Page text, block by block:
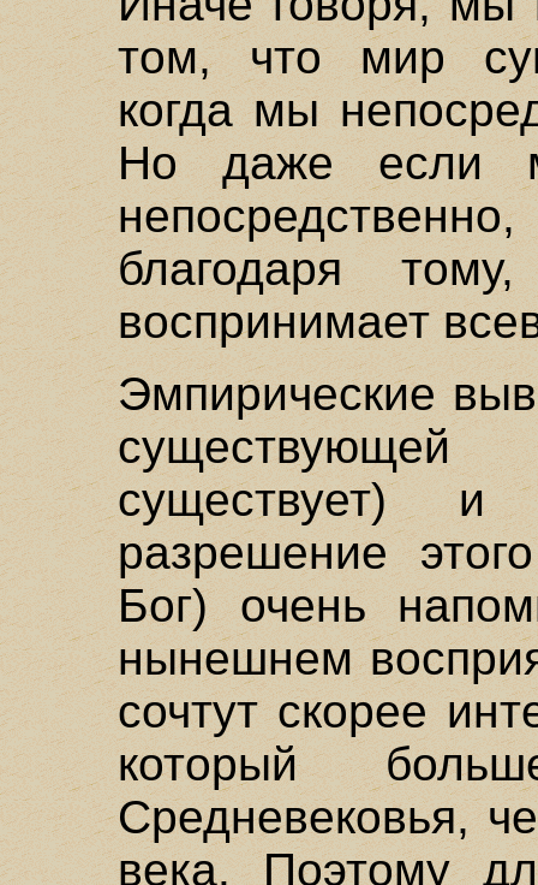
том, что мир
когда мы
Но даже если
благодаря
воспринимает
Эмпирические
существует) и
разрешение
Бог) очень
нынешнем
сочтут скорее
который
Средневековья,
века. Поэтому